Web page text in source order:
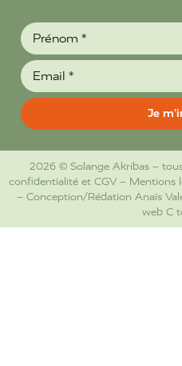
2026 © Solange Akribas –
confidentialité et CGV – Mentions
– Conception/Rédation Anaïs
web C